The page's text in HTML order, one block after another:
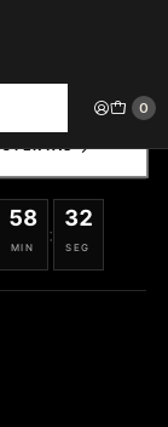
0
MIST 250 ML
58
MIN
:
31
SEG